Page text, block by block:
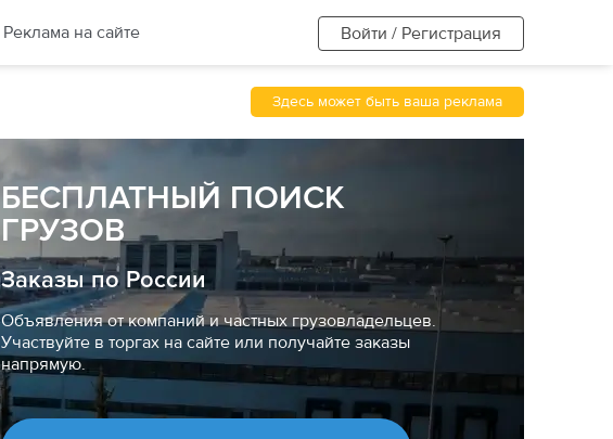
Реклама на сайте Войти / Регистрация
Здесь может быть ваша реклама
БЕСПЛАТНЫЙ ПОИСК
ГРУЗОВ
Заказы по России
Объявления от компаний и частных грузовладельцев.
Участвуйте в торгах на сайте или получайте заказы
напрямую.